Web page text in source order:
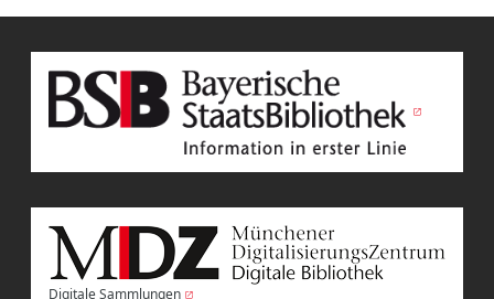
Digitale Sammlungen